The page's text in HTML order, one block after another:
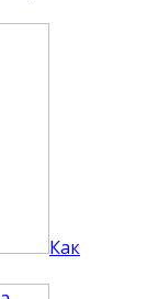
Как